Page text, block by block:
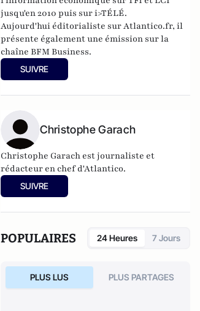
jusqu'en 2010 puis sur i>TÉLÉ.
Aujourd'hui éditorialiste sur Atlantico.fr, il
présente également une émission sur la
chaîne BFM Business.
SUIVRE
Christophe Garach
Christophe Garach est journaliste et
rédacteur en chef d'Atlantico.
SUIVRE
POPULAIRES 24 Heures 7 Jours
PLUS LUS PLUS PARTAGES